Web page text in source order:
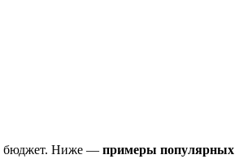
бюджет. Ниже — примеры